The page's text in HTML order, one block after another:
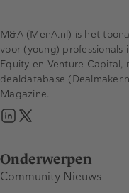
Onderwerpen
Community Nieuws
M&A (MenA.nl) is het
voor (young) professionals
Equity en Venture Capital,
dealdatabase
Magazine.